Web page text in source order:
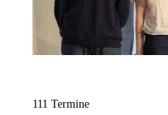
111 Termine